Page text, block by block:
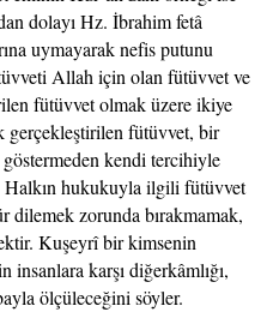
dolayı Hz. İbrahim fetâ
uymayarak nefis putunu
Allah için olan fütüvvet ve
fütüvvet olmak üzere ikiye
gerçekleştirilen fütüvvet, bir
kendi tercihiyle
Halkın hukukuyla ilgili fütüvvet
dilemek zorunda bırakmamak,
Kuşeyrî bir kimsenin
karşı diğerkâmlığı,
ölçüleceğini söyler.